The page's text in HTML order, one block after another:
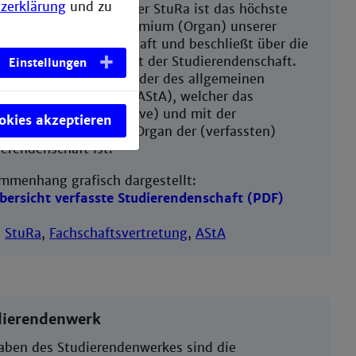
(StuRa). Der StuRa ist das höchste
Wahlgremium (Organ) unserer
Studierendenschaft und beschließt über die
sowie den Haushalt der Studierendenschaft.
wählt es die Mitglieder des allgemeinen
(AStA), welcher das
(exekutive) und mit der
betraute Organ der (verfassten)
ist.
grafisch dargestellt:
verfasste Studierendenschaft (PDF)
StuRa, Fachschaftsvertretung, AStA
des Studierendenwerkes sind die
und zu
Einstellungen
akzeptieren